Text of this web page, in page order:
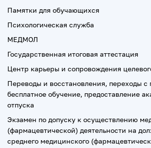
Памятки для обучающихся
Психологическая служба
МЕДМОЛ
Государственная итоговая аттестация
Центр карьеры и сопровождения
Переводы и восстановления, переходы с
бесплатное обучение, предоставление
отпуска
Экзамен по допуску к осуществлению
(фармацевтической) деятельности на
среднего медицинского